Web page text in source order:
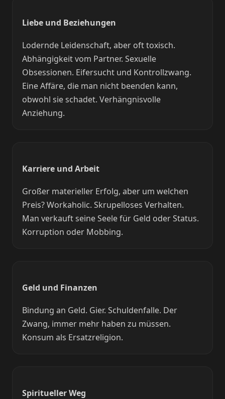
Liebe und Beziehungen
Lodernde Leidenschaft, aber oft toxisch.
Abhängigkeit vom Partner. Sexuelle
Obsessionen. Eifersucht und Kontrollzwang.
Eine Affäre, die man nicht beenden kann,
obwohl sie schadet. Verhängnisvolle
Anziehung.
Karriere und Arbeit
Großer materieller Erfolg, aber um welchen
Preis? Workaholic. Skrupelloses Verhalten.
Man verkauft seine Seele für Geld oder Status.
Korruption oder Mobbing.
Geld und Finanzen
Bindung an Geld. Gier. Schuldenfalle. Der
Zwang, immer mehr haben zu müssen.
Konsum als Ersatzreligion.
Spiritueller Weg